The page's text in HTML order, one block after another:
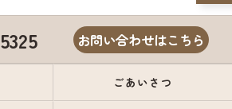
お問い合わせはこちら
ごあいさつ